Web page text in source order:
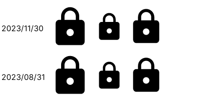
2023/11/30
2023/08/31